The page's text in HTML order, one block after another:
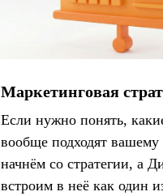
Маркетинговая
Если нужно понять,
вообще подходят вашему
начнём со стратегии, а
встроим в неё как один